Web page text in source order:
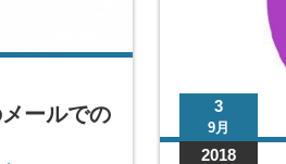
ールでの
3
9月
2018